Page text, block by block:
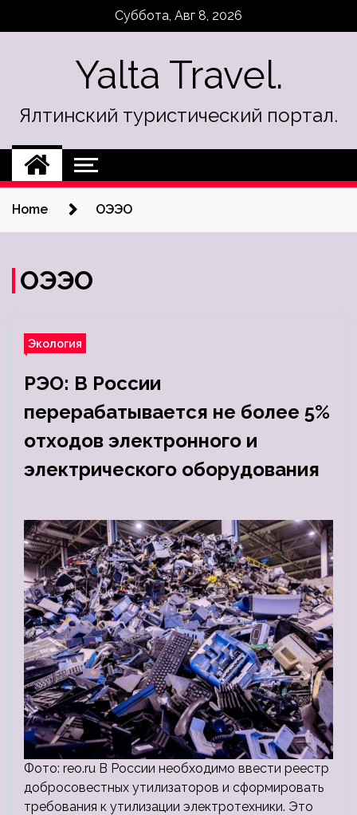
Суббота, Авг 8, 2026
Yalta Travel.
Ялтинский туристический портал.
Home ОЭЭО
ОЭЭО
Экология
РЭО: В России
перерабатывается не более 5%
отходов электронного и
электрического оборудования
Фото: reo.ru В России необходимо ввести реестр
добросовестных утилизаторов и сформировать
требования к утилизации электротехники. Это